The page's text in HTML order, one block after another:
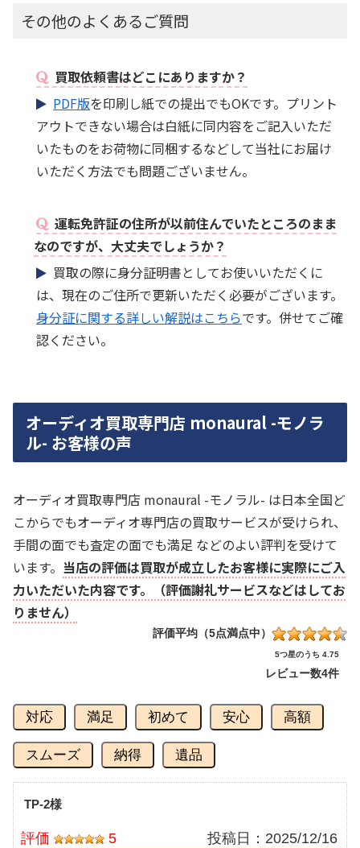
その他のよくあるご質問
買取依頼書はどこにありますか？
PDF版を印刷し紙での提出でもOKです。プリント
アウトできない場合は白紙に同内容をご記入いただ
いたものをお荷物に同梱するなどして当社にお届け
いただく方法でも問題ございません。
運転免許証の住所が以前住んでいたところのまま
なのですが、大丈夫でしょうか？
買取の際に身分証明書としてお使いいただくに
は、現在のご住所で更新いただく必要がございます。
身分証に関する詳しい解説はこちらです。併せてご確
認ください。
オーディオ買取専門店 monaural -モノラ
ル- お客様の声
オーディオ買取専門店 monaural -モノラル- は日本全国ど
こからでもオーディオ専門店の買取サービスが受けられ、
手間の面でも査定の面でも満足 などのよい評判を受けて
います。 当店の評価は買取が成立したお客様に実際にご入
力いただいた内容です。（評価謝礼サービスなどはしてお
りません）
評価平均（5点満点中）
5つ星のうち 4.75
レビュー数4件
対応 満足 初めて 安心 高額
スムーズ 納得 遺品
TP-2様
評価 5 投稿日： 2025/12/16